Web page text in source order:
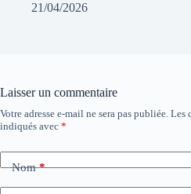
21/04/2026
Laisser un commentaire
Votre adresse e-mail ne sera pas publiée. Les
indiqués avec *
Nom*